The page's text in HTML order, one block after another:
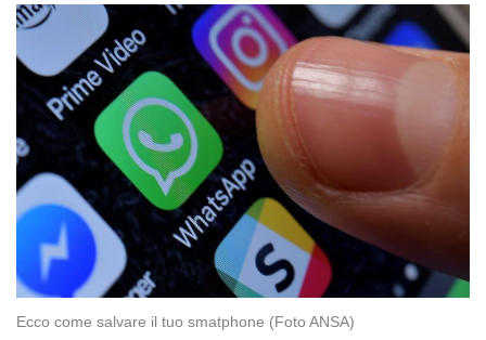
Ecco come salvare il tuo smatphone (Foto ANSA)